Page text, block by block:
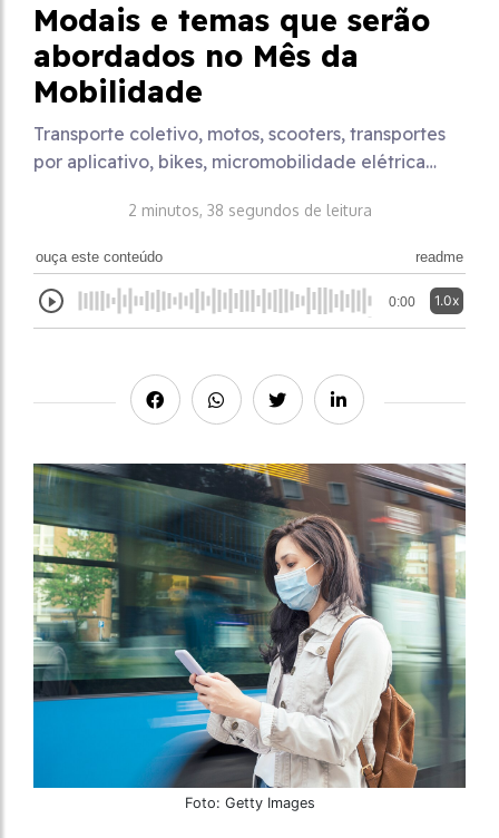
Modais e temas que serão
abordados no Mês da
Mobilidade
Transporte coletivo, motos, scooters, transportes
por aplicativo, bikes, micromobilidade elétrica…
2 minutos, 38 segundos de leitura
ouça este conteúdo readme
0:00 1.0x
Foto: Getty Images